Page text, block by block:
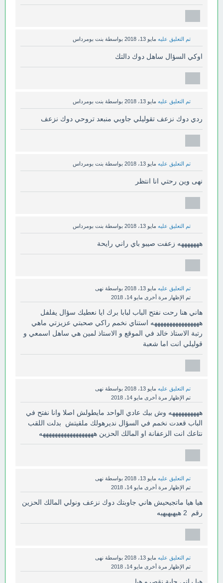
تم التعليق عليه مايو 13، 2018 بواسطة بنت بومرداس
اوكي السؤال ساهل دوك دالتك
تم التعليق عليه مايو 13، 2018 بواسطة بنت بومرداس
ردي دوك نزعف تقوليلي جاوبي منبعد تروحي دوك نزعف
تم التعليق عليه مايو 13، 2018 بواسطة بنت بومرداس
نهى وين رحتي انا انتظر
تم التعليق عليه مايو 13، 2018 بواسطة بنت بومرداس
هههههههه زعفت صيبو باي راني رايحة
تم التعليق عليه مايو 13، 2018 بواسطة نهى
تم الإظهار مرة أخرى مايو 14، 2018
هاني هنا رحت نفتح الباب لبابا برك ايا نعطيك سؤال يفلفل
ههههههههههههههههه استناي نخمم راكي صحبتي عزيزتي ماهي
رتبة الاستاذ خالد في الموقع و الاستاذ لمين هي ساهل اسمعي و
قوليلي انت اما شعبة
تم التعليق عليه مايو 13، 2018 بواسطة نهى
تم الإظهار مرة أخرى مايو 14، 2018
ههههههههههه وش بيك عادي الواحد مايطولش اصلا وانا نفتح في
الباب قعدت نخمم في السؤال نديرهولك ملقيتش بدلت اللقب
نتاعك انت الزعفانة او المالك الحزين ههههههههههههههههههه
تم التعليق عليه مايو 13، 2018 بواسطة نهى
تم الإظهار مرة أخرى مايو 14، 2018
هيا هيا ماتجيحيش هاني جاوبتك دوك نزعف ونولي المالك الحزين
رقم 2 هيهيهيهيه
تم التعليق عليه مايو 13، 2018 بواسطة نهى
تم الإظهار مرة أخرى مايو 14، 2018